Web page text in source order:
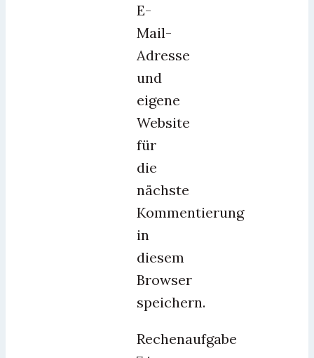
E-
Mail-
Adresse
und
eigene
Website
für
die
nächste
Kommentierung
in
diesem
Browser
speichern.
Rechenaufgabe